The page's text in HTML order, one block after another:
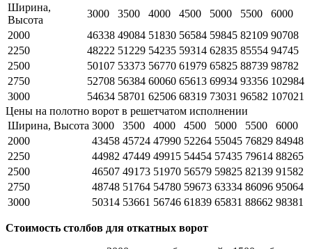
Ширина,
Высота
3000 3500 4000 4500 5000 5500
6000
2000
46338 49084 51830 56584 59845 82109 90708
2250
48222 51229 54235 59314 62835 85554 94745
2500
50107 53373 56770 61979 65825 88739 98782
2750
52708 56384 60060 65613 69934 93356 102984
3000
54634 58701 62506 68319 73031 96582 107021
Цены на полотно ворот в решетчатом исполнении
Ширина, Высота 3000 3500 4000 4500 5000 5500
6000
2000
43458 45724 47990 52264 55045 76829 84948
2250
44982 47449 49915 54454 57435 79614 88265
2500
46507 49173 51970 56579 59825 82139 91582
2750
48748 51764 54780 59673 63334 86096 95064
3000
50314 53661 56746 61839 65831 88662 98381
Стоимость столбов для откатных ворот